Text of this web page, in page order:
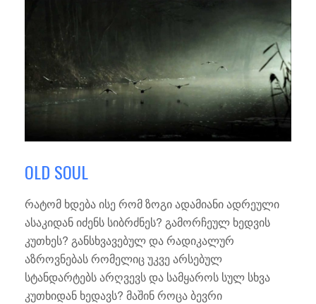
OLD SOUL
რატომ ხდება ისე რომ ზოგი ადამიანი ადრეული
ასაკიდან იძენს სიბრძნეს? გამორჩეულ ხედვის
კუთხეს? განსხვავებულ და რადიკალურ
აზროვნებას რომელიც უკვე არსებულ
სტანდარტებს არღვევს და სამყაროს სულ სხვა
კუთხიდან ხედავს? მაშინ როცა ბევრი